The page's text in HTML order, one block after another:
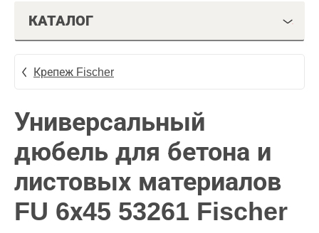
КАТАЛОГ
Крепеж Fischer
Универсальный
дюбель для бетона и
листовых материалов
FU 6х45 53261 Fischer